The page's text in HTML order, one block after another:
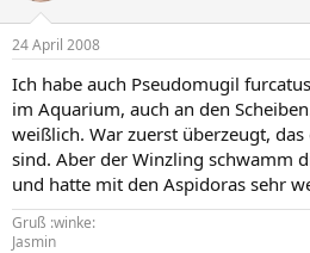
24 April 2008
Ich habe auch Pseudomugil
im Aquarium, auch an den
weißlich. War zuerst überzeugt,
sind. Aber der Winzling schwamm
und hatte mit den Aspidoras sehr
Gruß :winke:
Jasmin